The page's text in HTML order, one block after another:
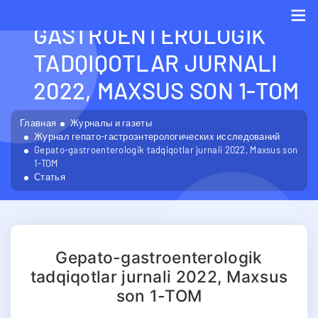
GASTROENTEROLOGIK
TADQIQOTLAR JURNALI
2022, MAXSUS SON 1-TOM
Главная
Журналы и газеты
Журнал гепато-гастроэнтерологических исследований
Gepato-gastroenterologik tadqiqotlar jurnali 2022, Maxsus son
1-TOM
Статья
Gepato-gastroenterologik
tadqiqotlar jurnali 2022, Maxsus
son 1-TOM